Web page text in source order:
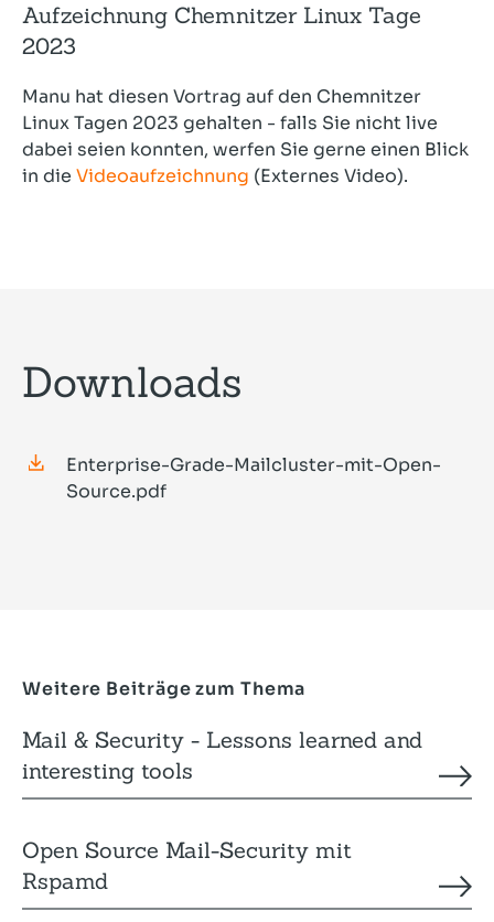
Aufzeichnung Chemnitzer Linux Tage
2023
Manu hat diesen Vortrag auf den Chemnitzer
Linux Tagen 2023 gehalten - falls Sie nicht live
dabei seien konnten, werfen Sie gerne einen Blick
in die Videoaufzeichnung (Externes Video).
Downloads
Enterprise-Grade-Mailcluster-mit-Open-
Source.pdf
Weitere Beiträge zum Thema
Mail & Security - Lessons learned and
interesting tools
Open Source Mail-Security mit
Rspamd